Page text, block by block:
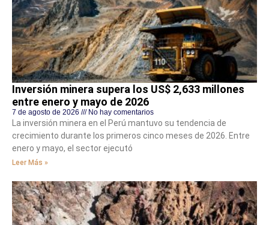
Inversión minera supera los US$ 2,633 millones
entre enero y mayo de 2026
7 de agosto de 2026 No hay comentarios
La inversión minera en el Perú mantuvo su tendencia de
crecimiento durante los primeros cinco meses de 2026. Entre
enero y mayo, el sector ejecutó
Leer Más »